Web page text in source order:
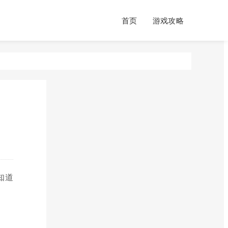
首页 游戏攻略
道